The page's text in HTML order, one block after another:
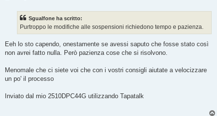
o
Sgualfone ha scritto:
Purtroppo le modifiche alle sospensioni richiedono tempo e pazienza.
Eeh lo sto capendo, onestamente se avessi saputo che fosse stato così
non avrei fatto nulla. Però pazienza cose che si risolvono.
Menomale che ci siete voi che con i vostri consigli aiutate a velocizzare
un po' il processo
Inviato dal mio 2510DPC44G utilizzando Tapatalk